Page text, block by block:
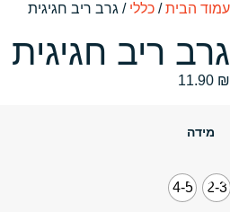
עמוד הבית/ כללי / גרב ריב חגיגית
גרב ריב חגיגית
11.90 ₪
מידה
2-3
4-5